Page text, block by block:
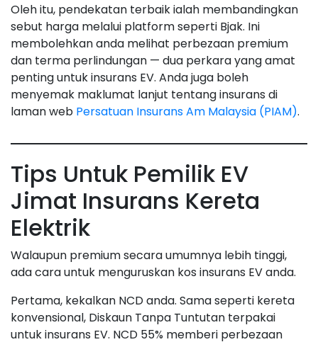
Oleh itu, pendekatan terbaik ialah membandingkan
sebut harga melalui platform seperti Bjak. Ini
membolehkan anda melihat perbezaan premium
dan terma perlindungan — dua perkara yang amat
penting untuk insurans EV. Anda juga boleh
menyemak maklumat lanjut tentang insurans di
laman web Persatuan Insurans Am Malaysia (PIAM).
Tips Untuk Pemilik EV
Jimat Insurans Kereta
Elektrik
Walaupun premium secara umumnya lebih tinggi,
ada cara untuk menguruskan kos insurans EV anda.
Pertama, kekalkan NCD anda. Sama seperti kereta
konvensional, Diskaun Tanpa Tuntutan terpakai
untuk insurans EV. NCD 55% memberi perbezaan